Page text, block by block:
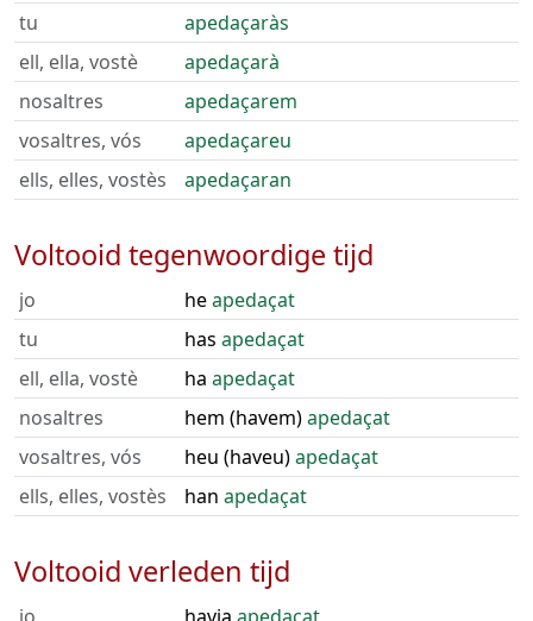
tu
apedaçaràs
ell, ella, vostè
apedaçarà
nosaltres
apedaçarem
vosaltres, vós
apedaçareu
ells, elles, vostès
apedaçaran
Voltooid tegenwoordige tijd
jo heapedaçat
tu
has apedaçat
ell, ella, vostè
ha apedaçat
nosaltres
hem (havem)apedaçat
vosaltres, vós
heu (haveu)apedaçat
ells, elles, vostès
han apedaçat
Voltooid verleden tijd